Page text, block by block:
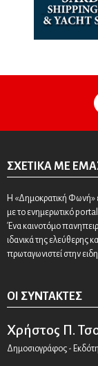
ΣΧΕΤΙΚΆ ΜΕ
Η «Δημοκρατική Φωνή»
με το ενημερωτικό
Ένα καινοτόμο
ιδανικά της ελεύθερης
πρωταγωνιστεί στην
ΟΙ ΣΥΝΤΆΚΤΕΣ
Χρήστος Π.
Δημοσιογράφος -